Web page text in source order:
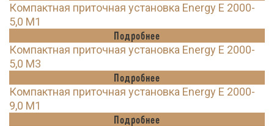
Компактная приточная установка Energy E 2000-
5,0 M1
Подробнее
Компактная приточная установка Energy E 2000-
5,0 M3
Подробнее
Компактная приточная установка Energy E 2000-
9,0 M1
Подробнее